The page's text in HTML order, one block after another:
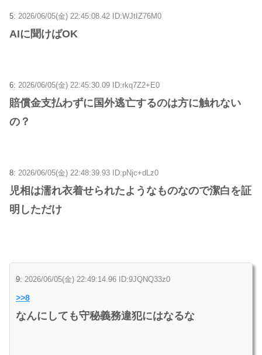
5: 2026/06/05(金) 22:45:08.42 ID:WJtIZ76M0
AIに聞けばOK
6: 2026/06/05(金) 22:45:30.09 ID:rkq7Z2+E0
賠償金支払わずに国外逃亡するのは方に触れない
の？
8: 2026/06/05(金) 22:48:39.93 ID:pNjc+dLz0
児相は濡れ衣着せられたようなものなので潔白を証
明しただけ
9: 2026/06/05(金) 22:49:14.96 ID:9JQNQ33z0
>>8
なんにしても守秘義務違犯にはなるな